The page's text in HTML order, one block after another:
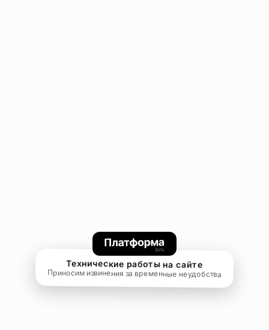
Технические работы на сайте
Приносим извинения за временные неудобства